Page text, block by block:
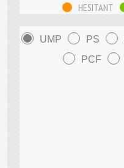
HESITANT
UMP PS
PCF